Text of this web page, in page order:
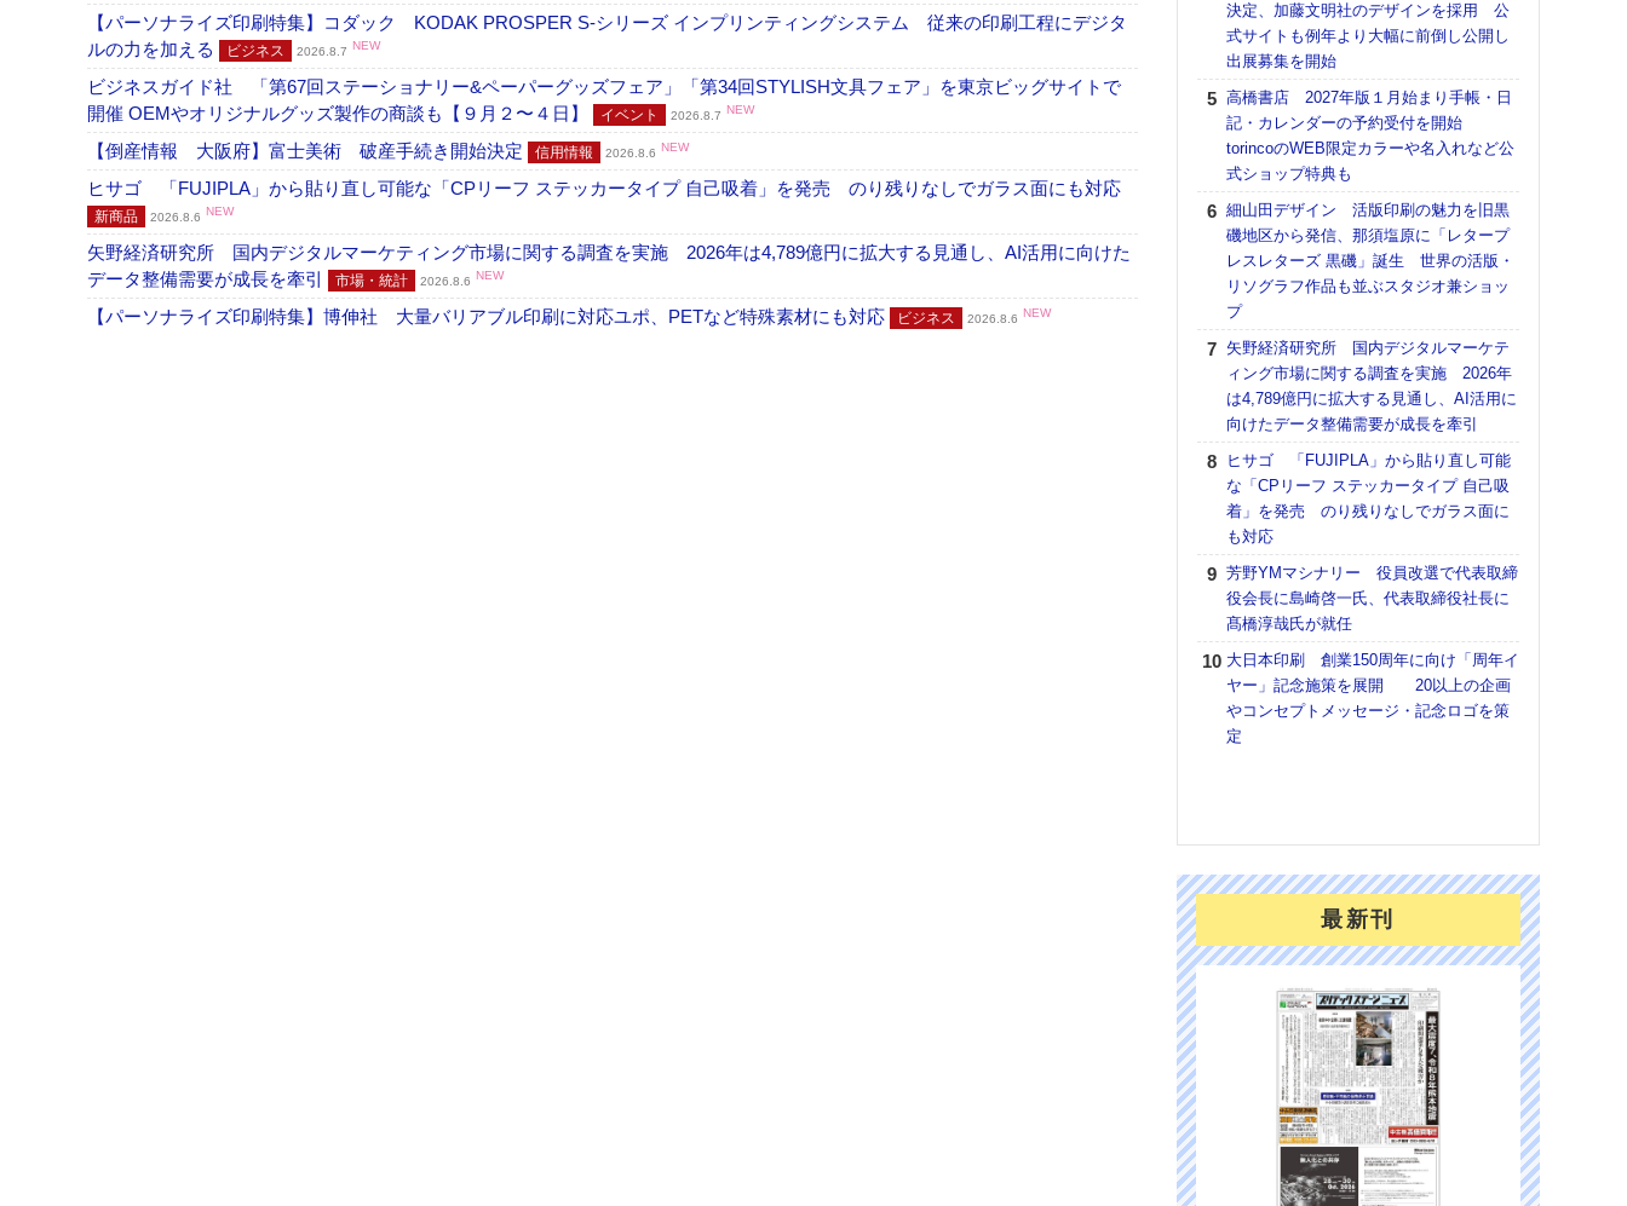
【パーソナライズ印刷特集】コダック KODAK PROSPER S-シリーズ インプリンティングシステム 従来の印刷工程にデジタ
ルの力を加える
ビジネス 2026.8.7 NEW
ビジネスガイド社 「第67回ステーショナリー&ペーパーグッズフェア」「第34回STYLISH文具フェア」を東京ビッグサイトで
開催 OEMやオリジナルグッズ製作の商談も【９月２〜４日】
イベント 2026.8.7 NEW
【倒産情報 大阪府】富士美術 破産手続き開始決定 信用情報 2026.8.6 NEW
ヒサゴ 「FUJIPLA」から貼り直し可能な「CPリーフ ステッカータイプ 自己吸着」を発売 のり残りなしでガラス面にも対応
新商品 2026.8.6 NEW
矢野経済研究所 国内デジタルマーケティング市場に関する調査を実施 2026年は4,789億円に拡大する見通し、AI活用に向けた
データ整備需要が成長を牽引
市場・統計 2026.8.6 NEW
【パーソナライズ印刷特集】博伸社 大量バリアブル印刷に対応ユポ、PETなど特殊素材にも対応 ビジネス 2026.8.6 NEW
決定、加藤文明社のデザインを採用 公
式サイトも例年より大幅に前倒し公開し
出展募集を開始
高橋書店 2027年版１月始まり手帳・日
記・カレンダーの予約受付を開始
torincoのWEB限定カラーや名入れなど公
式ショップ特典も
細山田デザイン 活版印刷の魅力を旧黒
磯地区から発信、那須塩原に「レタープ
レスレターズ 黒磯」誕生 世界の活版・
リソグラフ作品も並ぶスタジオ兼ショッ
プ
矢野経済研究所 国内デジタルマーケテ
ィング市場に関する調査を実施 2026年
は4,789億円に拡大する見通し、AI活用に
向けたデータ整備需要が成長を牽引
ヒサゴ 「FUJIPLA」から貼り直し可能
な「CPリーフ ステッカータイプ 自己吸
着」を発売 のり残りなしでガラス面に
も対応
芳野YMマシナリー 役員改選で代表取締
役会長に島崎啓一氏、代表取締役社長に
髙橋淳哉氏が就任
大日本印刷 創業150周年に向け「周年イ
ヤー」記念施策を展開 20以上の企画
やコンセプトメッセージ・記念ロゴを策
定
最新刊